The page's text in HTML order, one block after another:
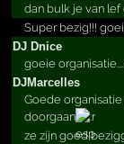
dan bulk je van lef
Super bezig!!!
DJ Dnice
goeie
DJMarcelles
Goede
doorgaan
ze zijn goed